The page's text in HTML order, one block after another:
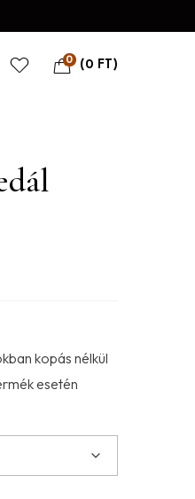
0 (0 FT )
kopás nélkül
esetén